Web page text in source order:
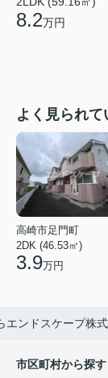
8.2万円
よく見られて
高崎市足門町
2DK (46.53㎡)
3.9万円
エンドスケープ株
市区町村から探す